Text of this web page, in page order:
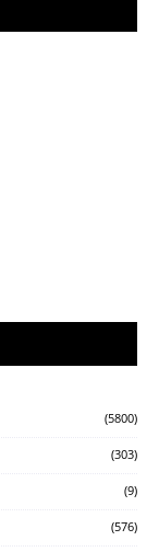
(5800)
(303)
(9)
(576)